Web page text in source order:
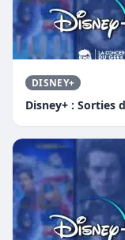
DISNEY+
Disney+ : Sorties